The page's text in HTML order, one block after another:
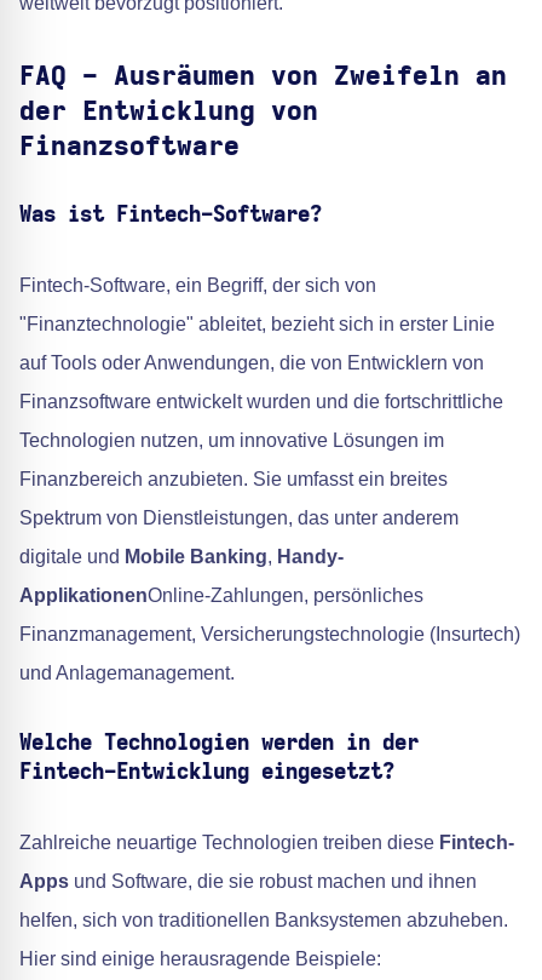
FAQ - Ausräumen von Zweifeln an
der Entwicklung von
Finanzsoftware
Was ist Fintech-Software?
Fintech-Software, ein Begriff, der sich von
"Finanztechnologie" ableitet, bezieht sich in erster Linie
auf Tools oder Anwendungen, die von Entwicklern von
Finanzsoftware entwickelt wurden und die fortschrittliche
Technologien nutzen, um innovative Lösungen im
Finanzbereich anzubieten. Sie umfasst ein breites
Spektrum von Dienstleistungen, das unter anderem
digitale und Mobile Banking, Handy-
ApplikationenOnline-Zahlungen, persönliches
Finanzmanagement, Versicherungstechnologie (Insurtech)
und Anlagemanagement.
Welche Technologien werden in der
Fintech-Entwicklung eingesetzt?
Zahlreiche neuartige Technologien treiben diese Fintech-
Apps und Software, die sie robust machen und ihnen
helfen, sich von traditionellen Banksystemen abzuheben.
Hier sind einige herausragende Beispiele: